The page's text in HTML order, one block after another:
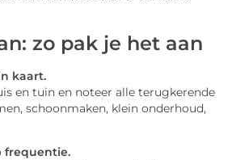
zo pak je het aan
kaart.
en tuin en noteer alle terugkerende
schoonmaken, klein onderhoud,
frequentie.